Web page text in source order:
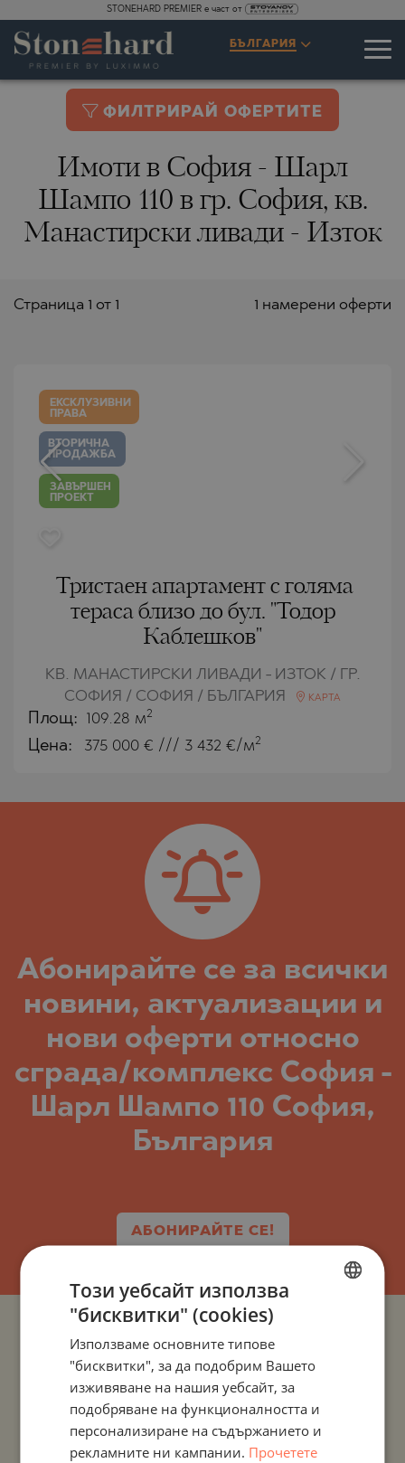
STONEHARD PREMIER е част от
БЪЛГАРИЯ
ФИЛТРИРАЙ ОФЕРТИТЕ
Имоти в София - Шарл
Шампо 110 в гр. София, кв.
Манастирски ливади - Изток
1 намерени оферти
Страницa 1 от 1
ЕКСКЛУЗИВНИ
ПРАВА
ВТОРИЧНА
ПРОДАЖБА
ЗАВЪРШЕН
ПРОЕКТ
Тристаен апартамент с голяма
тераса близо до бул. "Тодор
Каблешков"
КВ. МАНАСТИРСКИ ЛИВАДИ - ИЗТОК / ГР.
СОФИЯ / СОФИЯ / БЪЛГАРИЯ
КАРТА
Площ: 109.28 м2
Цена: 375 000 € /// 3 432 €/м2
Абонирайте се за всички
новини, актуализации и
нови оферти относно
сграда/комплекс София -
Шарл Шампо 110 София,
България
АБОНИРАЙТЕ СЕ!
ПРОЕКТИ И ИМОТИ ПО НАСЕЛЕНИ МЕСТА
ПРОЕКТИ И ИМОТИ ПО ТИП ИМОТ
GERMAN
FRENCH
Този уебсайт използва
"бисквитки" (cookies)
Използваме основните типове
"бисквитки", за да подобрим Вашето
изживяване на нашия уебсайт, за
подобряване на функционалността и
персонализиране на съдържанието и
рекламните ни кампании. Прочетете